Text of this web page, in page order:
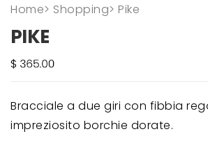
Home> Shopping> Pike
PIKE
Bracciale a due giri con fibbia
impreziosito borchie dorate.